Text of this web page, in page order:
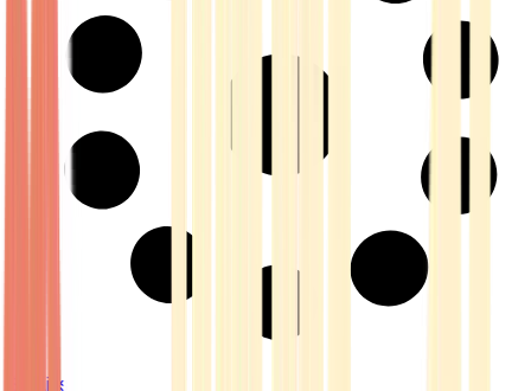
Strains